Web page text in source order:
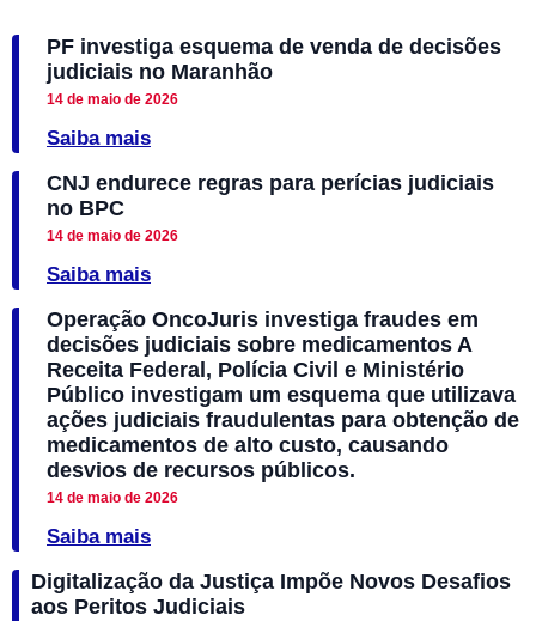
PF investiga esquema de venda de decisões
judiciais no Maranhão
14 de maio de 2026
Saiba mais
CNJ endurece regras para perícias judiciais
no BPC
14 de maio de 2026
Saiba mais
Operação OncoJuris investiga fraudes em
decisões judiciais sobre medicamentos A
Receita Federal, Polícia Civil e Ministério
Público investigam um esquema que utilizava
ações judiciais fraudulentas para obtenção de
medicamentos de alto custo, causando
desvios de recursos públicos.
14 de maio de 2026
Saiba mais
Digitalização da Justiça Impõe Novos Desafios
aos Peritos Judiciais